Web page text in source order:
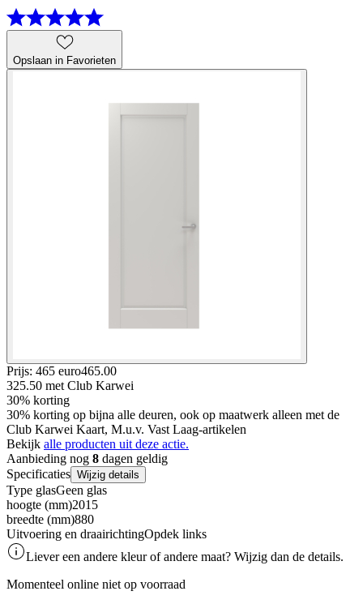
Opslaan in Favorieten
Prijs: 465 euro465.00
325.50 met Club Karwei
30% korting
30% korting op bijna alle deuren, ook op maatwerk alleen met de
Club Karwei Kaart, M.u.v. Vast Laag-artikelen
Bekijk alle producten uit deze actie.
Aanbieding nog 8 dagen geldig
Specificaties Wijzig details
Type glasGeen glas
hoogte (mm)2015
breedte (mm)880
Uitvoering en draairichtingOpdek links
Liever een andere kleur of andere maat? Wijzig dan de details.
Momenteel online niet op voorraad